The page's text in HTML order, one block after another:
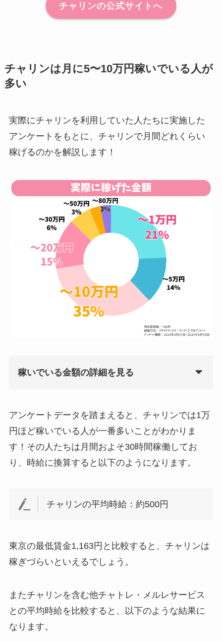
チャリンの公式サイトへ
チャリンは月に5〜10万円稼いでいる人が
多い
実際にチャリンを利用していた人たちに実施した
アンケートをもとに、チャリンで月間どれくらい
稼げるのかを解説します！
稼いでいる金額の詳細を見る
アンケートデータを踏まえると、チャリンでは1万
円ほど稼いでいる人が一番多いことがわかりま
す！その人たちは月間およそ30時間稼働してお
り、時給に換算すると以下のようになります。
チャリンの平均時給：約500円
東京の最低賃金1,163円と比較すると、チャリンは
稼ぎづらいといえるでしょう。
またチャリンを含む他チャトレ・メルレサービス
との平均時給を比較すると、以下のような結果に
なります。